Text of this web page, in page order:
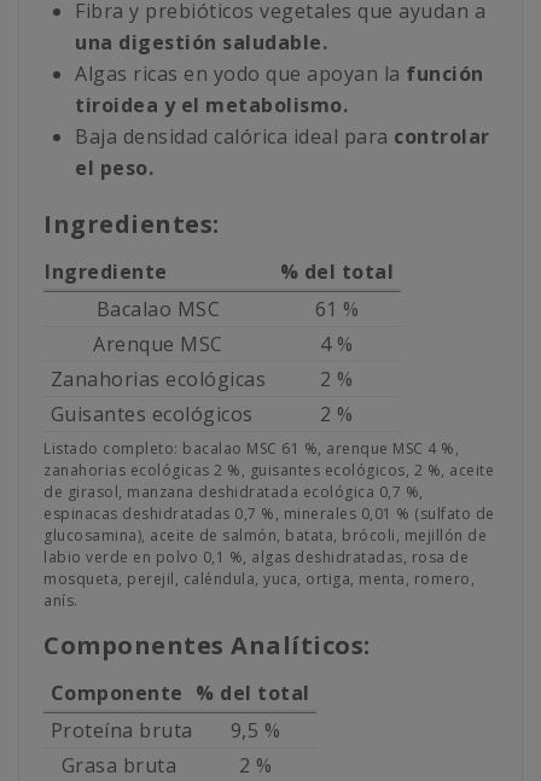
Fibra y prebióticos vegetales que ayudan a
una digestión saludable.
Algas ricas en yodo que apoyan la función
tiroidea y el metabolismo.
Baja densidad calórica ideal para controlar
el peso.
Ingredientes:
Ingrediente
% del total
Bacalao MSC
61 %
Arenque MSC
4 %
Zanahorias ecológicas
2 %
Guisantes ecológicos
2 %
Listado completo: bacalao MSC 61 %, arenque MSC 4 %,
zanahorias ecológicas 2 %, guisantes ecológicos, 2 %, aceite
de girasol, manzana deshidratada ecológica 0,7 %,
espinacas deshidratadas 0,7 %, minerales 0,01 % (sulfato de
glucosamina), aceite de salmón, batata, brócoli, mejillón de
labio verde en polvo 0,1 %, algas deshidratadas, rosa de
mosqueta, perejil, caléndula, yuca, ortiga, menta, romero,
anís.
Componentes Analíticos:
Componente % del total
Proteína bruta
9,5 %
Grasa bruta
2 %